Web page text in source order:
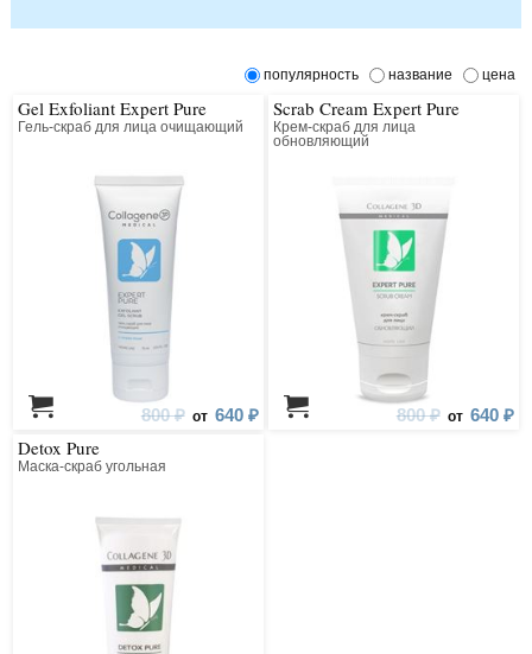
популярность название цена
Gel Exfoliant Expert Pure
Гель-скраб для лица очищающий
800 ₽ от 640 ₽
Scrab Cream Expert Pure
Крем-скраб для лица
обновляющий
800 ₽ от 640 ₽
Detox Pure
Маска-скраб угольная